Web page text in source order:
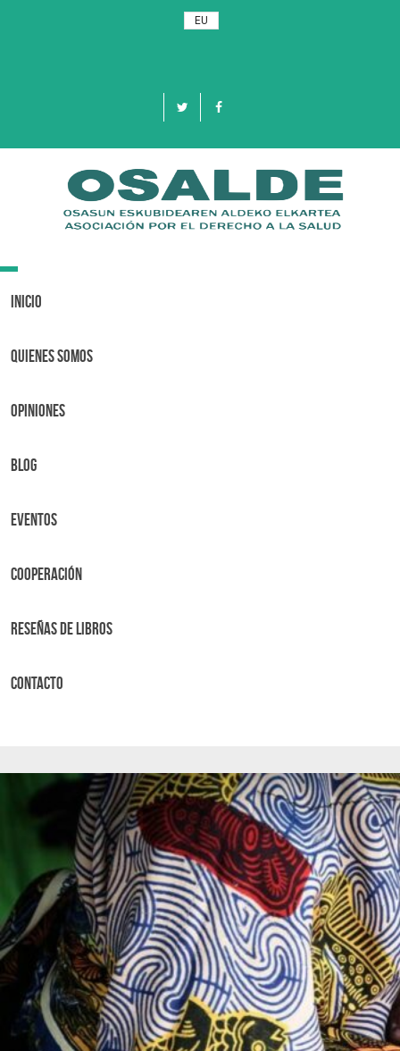
EU
Toggle
Inicio
Quienes Somos
OPINIONES
BLOG
Eventos
Cooperación
Reseñas de libros
Contacto